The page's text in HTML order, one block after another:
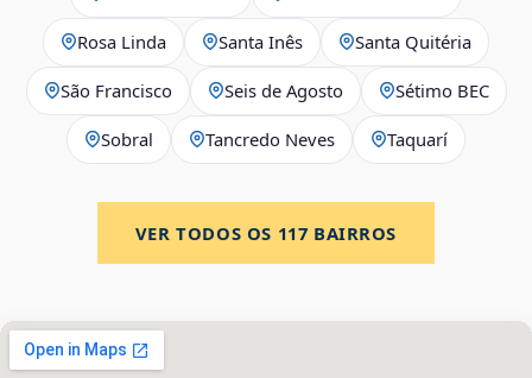
Rosa Linda Santa Inês Santa Quitéria
São Francisco Seis de Agosto Sétimo BEC
Sobral Tancredo Neves Taquarí
VER TODOS OS 117 BAIRROS